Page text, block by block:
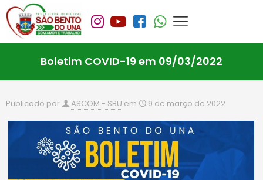
Boletim COVID-19 em 09/03/2022
Publicado por ASCOM - SBU em 9 de março de 2022